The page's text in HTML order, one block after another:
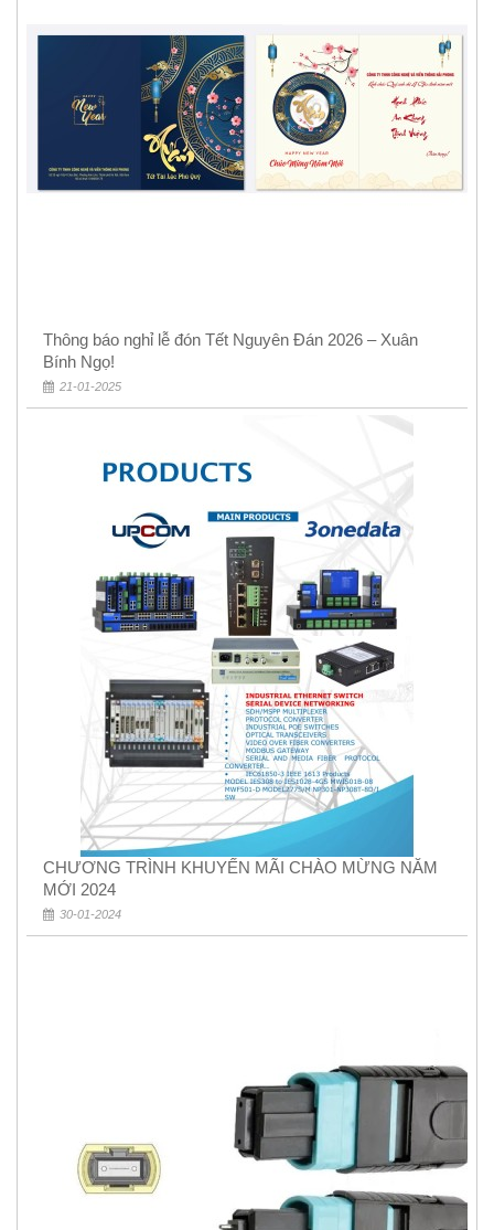
Thông báo nghỉ lễ đón Tết Nguyên Đán 2026 – Xuân
Bính Ngọ!
21-01-2025
CHƯƠNG TRÌNH KHUYẾN MÃI CHÀO MỪNG NĂM
MỚI 2024
30-01-2024